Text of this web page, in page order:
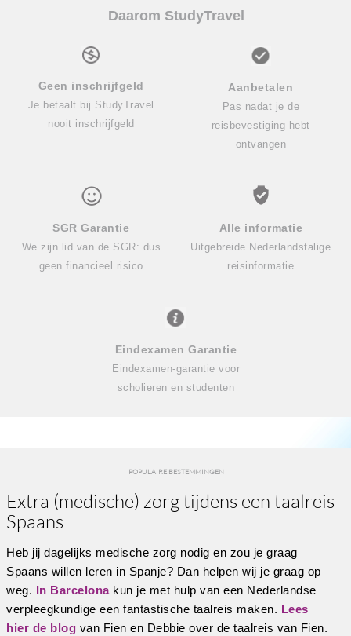
Daarom StudyTravel
Geen inschrijfgeld
Je betaalt bij StudyTravel
nooit inschrijfgeld
Aanbetalen
Pas nadat je de
reisbevestiging hebt
ontvangen
SGR Garantie
We zijn lid van de SGR: dus
geen financieel risico
Alle informatie
Uitgebreide Nederlandstalige
reisinformatie
Eindexamen Garantie
Eindexamen-garantie voor
scholieren en studenten
POPULAIRE BESTEMMINGEN
Extra (medische) zorg tijdens een taalreis
Spaans
Heb jij dagelijks medische zorg nodig en zou je graag
Spaans willen leren in Spanje? Dan helpen wij je graag op
weg. In Barcelonakun je met hulp van een Nederlandse
verpleegkundige een fantastische taalreis maken. Lees
hier de blog van Fien en Debbie over de taalreis van Fien.